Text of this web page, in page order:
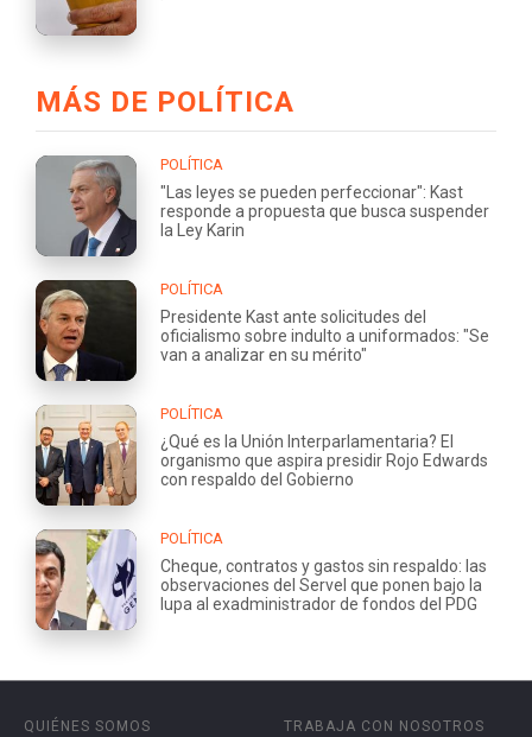
MÁS DE POLÍTICA
POLÍTICA
"Las leyes se pueden perfeccionar": Kast
responde a propuesta que busca suspender
la Ley Karin
POLÍTICA
Presidente Kast ante solicitudes del
oficialismo sobre indulto a uniformados: "Se
van a analizar en su mérito"
POLÍTICA
¿Qué es la Unión Interparlamentaria? El
organismo que aspira presidir Rojo Edwards
con respaldo del Gobierno
POLÍTICA
Cheque, contratos y gastos sin respaldo: las
observaciones del Servel que ponen bajo la
lupa al exadministrador de fondos del PDG
QUIÉNES SOMOS
TRABAJA CON NOSOTROS